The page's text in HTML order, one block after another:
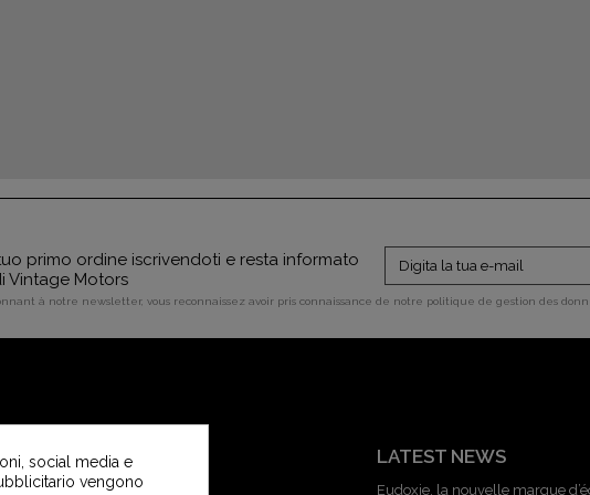
primo ordine iscrivendoti e resta informato
Vintage Motors
à notre newsletter, vous reconnaissez avoir pris connaissance de notre politique de gestion des
CLIENTI LATEST NEWS
Eudoxie, la nouvelle marque
social media e
vengono